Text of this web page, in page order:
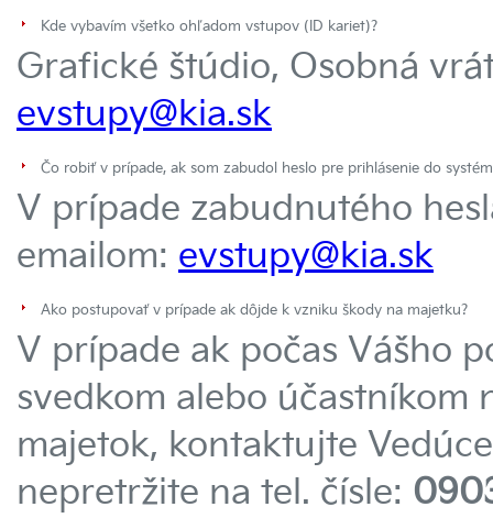
Kde vybavím všetko ohľadom vstupov (ID kariet)?
Grafické štúdio, Osobná
evstupy@kia.sk
Čo robiť v prípade, ak som zabudol heslo pre prihlásenie do
V prípade zabudnutého
emailom: evstupy@kia.sk
Ako postupovať v prípade ak dôjde k vzniku škody na majetku?
V prípade ak počas Vášho
svedkom alebo účastníkom
majetok, kontaktujte
nepretržite na tel. čísle: